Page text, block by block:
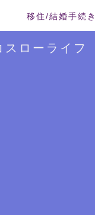
移住/結婚手続き
ローライフ